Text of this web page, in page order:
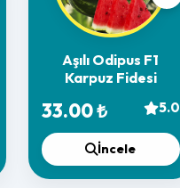
Aşılı Odipus F1
Karpuz Fidesi
33.00 ₺ 5.0
İncele